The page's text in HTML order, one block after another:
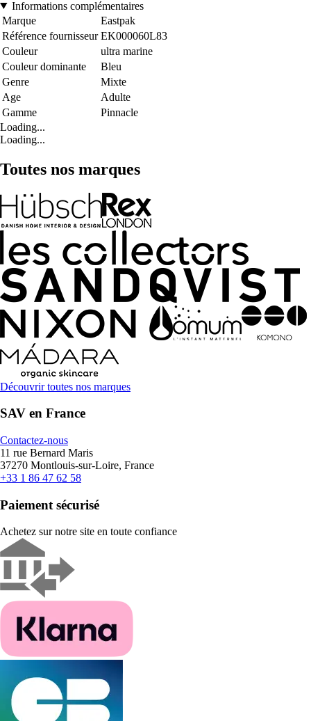
Informations complémentaires
Marque
Eastpak
Référence fournisseur EK000060L83
Couleur
ultra marine
Couleur dominante
Bleu
Genre
Mixte
Age
Adulte
Gamme
Pinnacle
Loading...
Loading...
Toutes nos marques
Découvrir toutes nos marques
SAV en France
Contactez-nous
11 rue Bernard Maris
37270 Montlouis-sur-Loire, France
+33 1 86 47 62 58
Paiement sécurisé
Achetez sur notre site en toute confiance